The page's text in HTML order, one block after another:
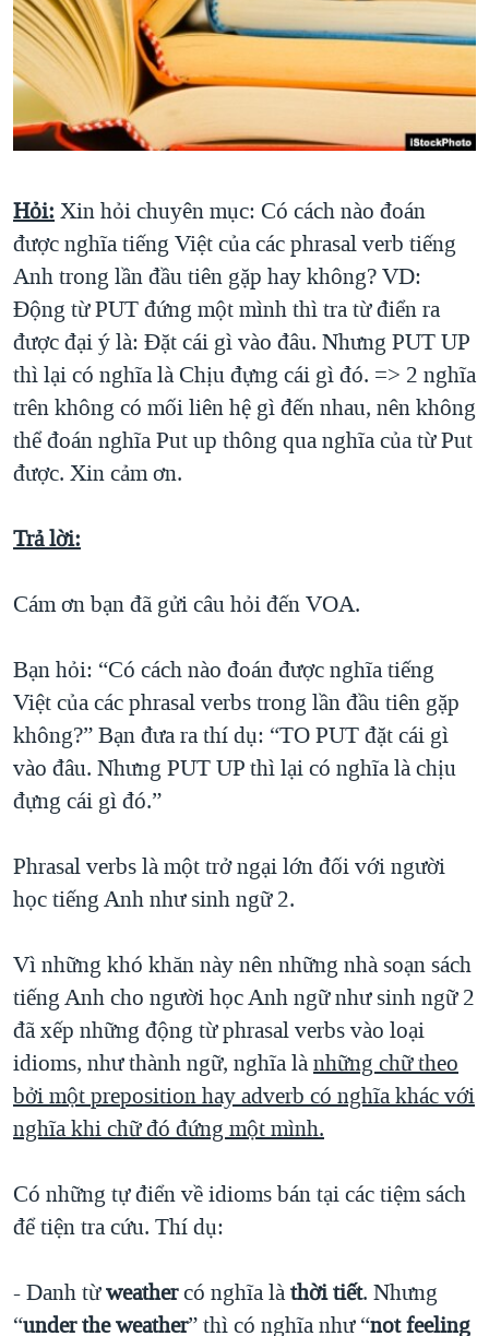
"Tìm"NGƯỜI VIỆT HẢI NGOẠI
ĐỜI SỐNG
KINH TẾ
KHOA HỌC
VĂN HOÁ
THỂ THAO
GIÁO DỤC
TẠI
HÀNH TRÌNH BẦU CỬ 2024
MỘT NĂM CHIẾN TRANH TẠI DẢI GAZA
GIẢI MÃ VÀNH ĐAI & CON ĐƯỜNG
TRỊNH VĨNH BÌNH - NGƯỜI HẠ 'BÊN THẮNG CUỘC'
GROUND ZERO – XƯA VÀ NAY
CHI PHÍ CHIẾN TRANH AFGHANISTAN
CÁC GIÁ TRỊ CỘNG HÒA Ở VIỆT NAM
THƯỢNG ĐỈNH TRUMP-KIM TẠI VIỆT NAM
TRỊNH VĨNH BÌNH VS. CHÍNH PHỦ VIỆT NAM
NGƯ DÂN VIỆT VÀ LÀN SÓNG TRỘM HẢI SÂM
BÊN KIA QUỐC LỘ: TIẾNG VỌNG TỪ NÔNG THÔN MỸ
VIDEO
NGHE
MẠNG XÃ HỘI
Ngôn ngữ khác
Hỏi: Xin hỏi chuyên mục: Có cách nào đoán
được nghĩa tiếng Việt của các phrasal verb tiếng
Anh trong lần đầu tiên gặp hay không? VD:
Động từ PUT đứng một mình thì tra từ điển ra
được đại ý là: Đặt cái gì vào đâu. Nhưng PUT UP
thì lại có nghĩa là Chịu đựng cái gì đó. => 2 nghĩa
trên không có mối liên hệ gì đến nhau, nên không
thể đoán nghĩa Put up thông qua nghĩa của từ Put
được. Xin cảm ơn.
Trả lời:
Cám ơn bạn đã gửi câu hỏi đến VOA.
Bạn hỏi: “Có cách nào đoán được nghĩa tiếng
Việt của các phrasal verbs trong lần đầu tiên gặp
không?” Bạn đưa ra thí dụ: “TO PUT đặt cái gì
vào đâu. Nhưng PUT UP thì lại có nghĩa là chịu
đựng cái gì đó.”
Phrasal verbs là một trở ngại lớn đối với người
học tiếng Anh như sinh ngữ 2.
Vì những khó khăn này nên những nhà soạn sách
tiếng Anh cho người học Anh ngữ như sinh ngữ 2
đã xếp những động từ phrasal verbs vào loại
idioms, như thành ngữ, nghĩa lànhững chữ theo
bởi một preposition hay adverb có nghĩa khác với
nghĩa khi chữ đó đứng một mình.
Có những tự điển về idioms bán tại các tiệm sách
để tiện tra cứu. Thí dụ:
- Danh từweathercó nghĩa làthời tiết. Nhưng
“under the weather” thì có nghĩa như “not feeling